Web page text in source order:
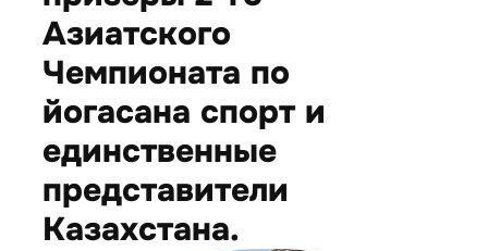
Азиатского
Чемпионата по
йогасана спорт и
единственные
представители
Казахстана.